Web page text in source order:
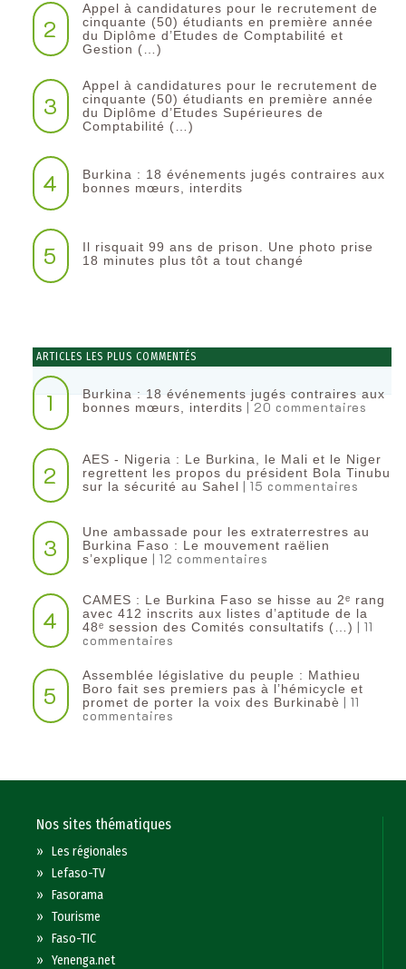
2
Appel à candidatures pour le recrutement de
cinquante (50) étudiants en première année
du Diplôme d’Etudes de Comptabilité et
Gestion (…)
3
Appel à candidatures pour le recrutement de
cinquante (50) étudiants en première année
du Diplôme d’Etudes Supérieures de
Comptabilité (…)
4
Burkina : 18 événements jugés contraires aux
bonnes mœurs, interdits
5
Il risquait 99 ans de prison. Une photo prise
18 minutes plus tôt a tout changé
ARTICLES LES PLUS COMMENTÉS
1
Burkina : 18 événements jugés contraires aux
bonnes mœurs, interdits | 20 commentaires
2
AES - Nigeria : Le Burkina, le Mali et le Niger
regrettent les propos du président Bola Tinubu
sur la sécurité au Sahel | 15 commentaires
3
Une ambassade pour les extraterrestres au
Burkina Faso : Le mouvement raëlien
s’explique | 12 commentaires
4
CAMES : Le Burkina Faso se hisse au 2ᵉ rang
avec 412 inscrits aux listes d’aptitude de la
48ᵉ session des Comités consultatifs (…) | 11
commentaires
5
Assemblée législative du peuple : Mathieu
Boro fait ses premiers pas à l’hémicycle et
promet de porter la voix des Burkinabè | 11
commentaires
Nos sites thématiques
»Les régionales
»Lefaso-TV
»Fasorama
»Tourisme
»Faso-TIC
»Yenenga.net